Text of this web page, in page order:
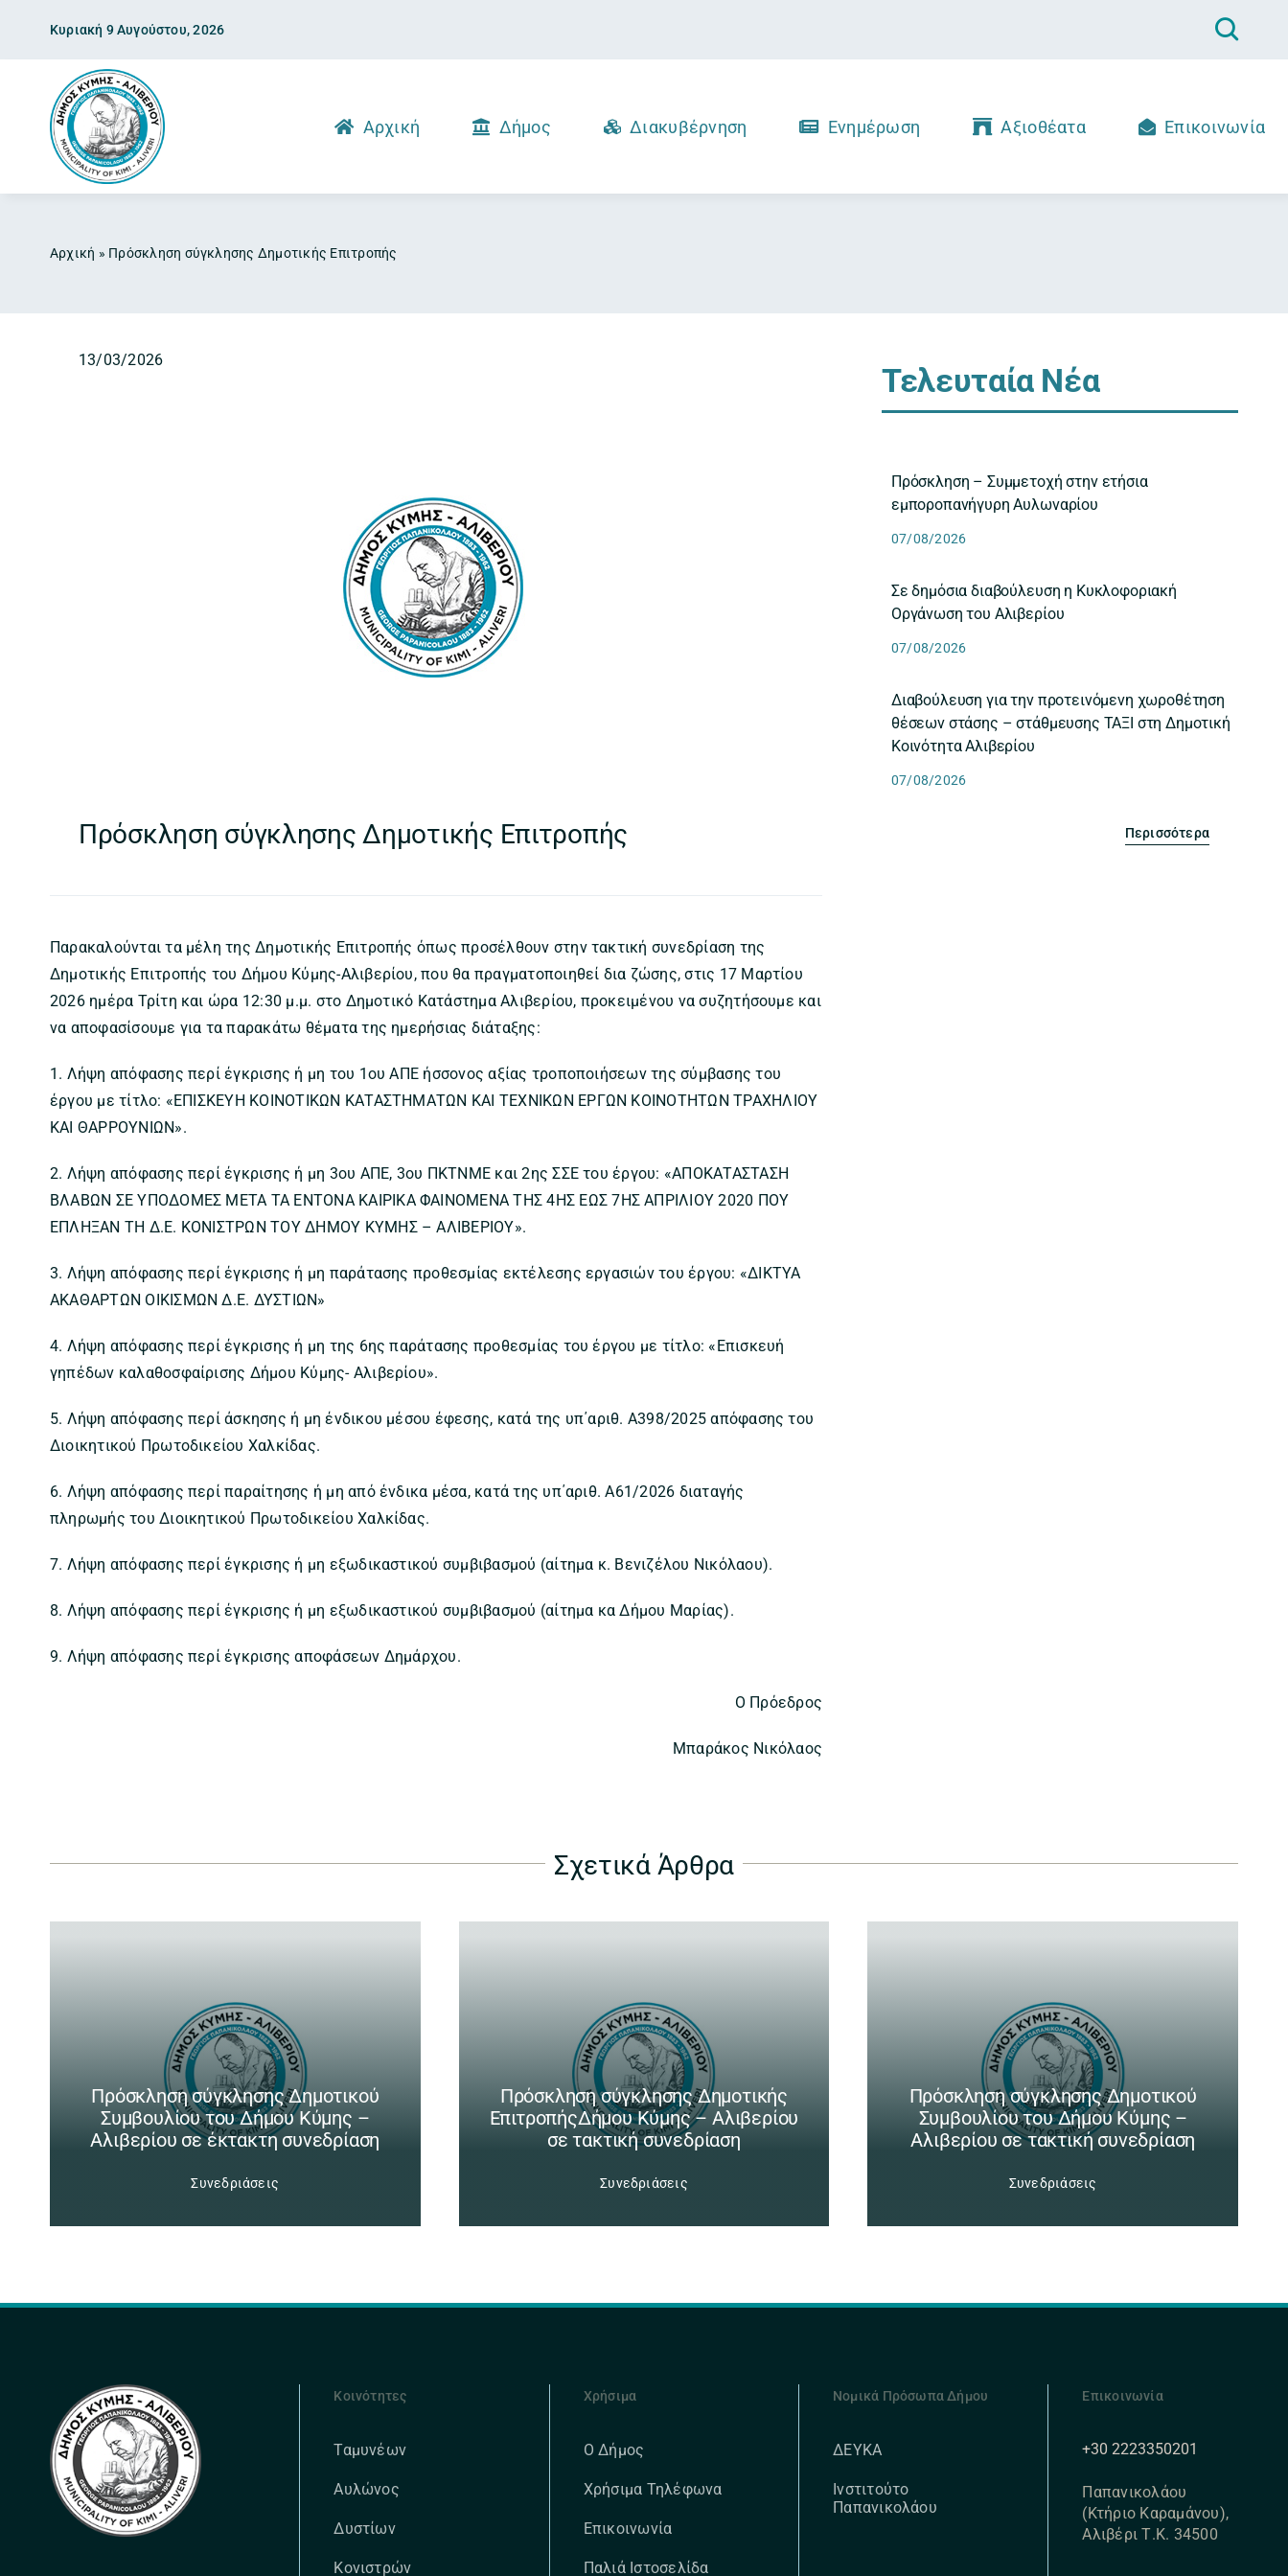
content
Κυριακή 9 Αυγούστου, 2026
Αρχική Δήμος Διακυβέρνηση Ενημέρωση Αξιοθέατα Επικοινωνία
Αρχική » Πρόσκληση σύγκλησης Δημοτικής Επιτροπής
13/03/2026
Πρόσκληση σύγκλησης Δημοτικής Επιτροπής
Παρακαλούνται τα μέλη της Δημοτικής Επιτροπής όπως προσέλθουν στην τακτική συνεδρίαση της
Δημοτικής Επιτροπής του Δήμου Κύμης-Αλιβερίου, που θα πραγματοποιηθεί δια ζώσης, στις 17 Μαρτίου
2026 ημέρα Τρίτη και ώρα 12:30 μ.μ. στο Δημοτικό Κατάστημα Αλιβερίου, προκειμένου να συζητήσουμε και
να αποφασίσουμε για τα παρακάτω θέματα της ημερήσιας διάταξης:
1. Λήψη απόφασης περί έγκρισης ή μη του 1ου ΑΠΕ ήσσονος αξίας τροποποιήσεων της σύμβασης του
έργου με τίτλο: «ΕΠΙΣΚΕΥΗ ΚΟΙΝΟΤΙΚΩΝ ΚΑΤΑΣΤΗΜΑΤΩΝ ΚΑΙ ΤΕΧΝΙΚΩΝ ΕΡΓΩΝ ΚΟΙΝΟΤΗΤΩΝ ΤΡΑΧΗΛΙΟΥ
ΚΑΙ ΘΑΡΡΟΥΝΙΩΝ».
2. Λήψη απόφασης περί έγκρισης ή μη 3ου ΑΠΕ, 3ου ΠΚΤΝΜΕ και 2ης ΣΣΕ του έργου: «ΑΠΟΚΑΤΑΣΤΑΣΗ
ΒΛΑΒΩΝ ΣΕ ΥΠΟΔΟΜΕΣ ΜΕΤΑ ΤΑ ΕΝΤΟΝΑ ΚΑΙΡΙΚΑ ΦΑΙΝΟΜΕΝΑ ΤΗΣ 4ΗΣ ΕΩΣ 7ΗΣ ΑΠΡΙΛΙΟΥ 2020 ΠΟΥ
ΕΠΛΗΞΑΝ ΤΗ Δ.Ε. ΚΟΝΙΣΤΡΩΝ ΤΟΥ ΔΗΜΟΥ ΚΥΜΗΣ – ΑΛΙΒΕΡΙΟΥ».
3. Λήψη απόφασης περί έγκρισης ή μη παράτασης προθεσμίας εκτέλεσης εργασιών του έργου: «ΔΙΚΤΥΑ
ΑΚΑΘΑΡΤΩΝ ΟΙΚΙΣΜΩΝ Δ.Ε. ΔΥΣΤΙΩΝ»
4. Λήψη απόφασης περί έγκρισης ή μη της 6ης παράτασης προθεσμίας του έργου με τίτλο: «Επισκευή
γηπέδων καλαθοσφαίρισης Δήμου Κύμης- Αλιβερίου».
5. Λήψη απόφασης περί άσκησης ή μη ένδικου μέσου έφεσης, κατά της υπ΄αριθ. Α398/2025 απόφασης του
Διοικητικού Πρωτοδικείου Χαλκίδας.
6. Λήψη απόφασης περί παραίτησης ή μη από ένδικα μέσα, κατά της υπ΄αριθ. Α61/2026 διαταγής
πληρωμής του Διοικητικού Πρωτοδικείου Χαλκίδας.
7. Λήψη απόφασης περί έγκρισης ή μη εξωδικαστικού συμβιβασμού (αίτημα κ. Βενιζέλου Νικόλαου).
8. Λήψη απόφασης περί έγκρισης ή μη εξωδικαστικού συμβιβασμού (αίτημα κα Δήμου Μαρίας).
9. Λήψη απόφασης περί έγκρισης αποφάσεων Δημάρχου.
Ο Πρόεδρος
Μπαράκος Νικόλαος
Τελευταία Νέα
Πρόσκληση – Συμμετοχή στην ετήσια
εμποροπανήγυρη Αυλωναρίου
07/08/2026
Σε δημόσια διαβούλευση η Κυκλοφοριακή
Οργάνωση του Αλιβερίου
07/08/2026
Διαβούλευση για την προτεινόμενη χωροθέτηση
θέσεων στάσης – στάθμευσης ΤΑΞΙ στη Δημοτική
Κοινότητα Αλιβερίου
07/08/2026
Περισσότερα
Σχετικά Άρθρα
Πρόσκληση σύγκλησης Δημοτικού
Συμβουλίου του Δήμου Κύμης –
Αλιβερίου σε έκτακτη συνεδρίαση
Συνεδριάσεις
Πρόσκληση σύγκλησης Δημοτικής
ΕπιτροπήςΔήμου Κύμης – Αλιβερίου
σε τακτική συνεδρίαση
Συνεδριάσεις
Πρόσκληση σύγκλησης Δημοτικού
Συμβουλίου του Δήμου Κύμης –
Αλιβερίου σε τακτική συνεδρίαση
Συνεδριάσεις
Κοινότητες
Ταμυνέων
Αυλώνος
Δυστίων
Κονιστρών
Χρήσιμα
Ο Δήμος
Χρήσιμα Τηλέφωνα
Επικοινωνία
Παλιά Ιστοσελίδα
Νομικά Πρόσωπα Δήμου
ΔΕΥΚΑ
Ινστιτούτο
Παπανικολάου
Επικοινωνία
+30 2223350201
Παπανικολάου
(Κτήριο Καραμάνου),
Αλιβέρι Τ.Κ. 34500